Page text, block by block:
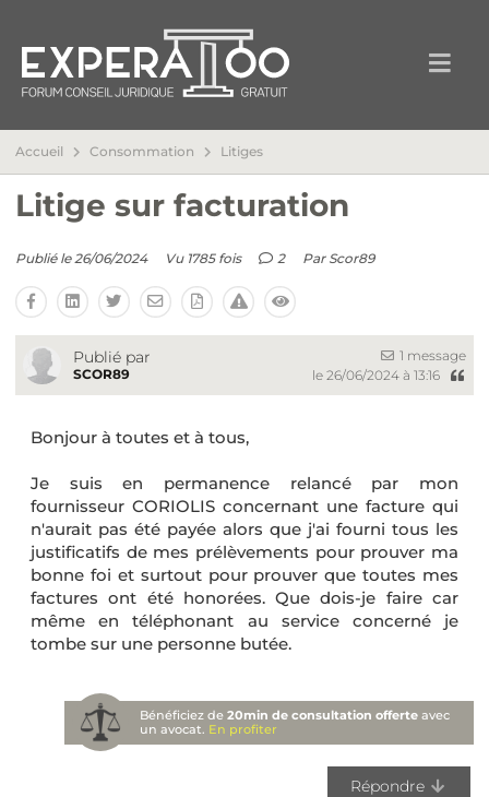
Accueil Consommation Litiges
Litige sur facturation
Publié le 26/06/2024 Vu 1785 fois 2 Par Scor89
Publié par
SCOR89
1 message
le 26/06/2024 à 13:16
Bonjour à toutes et à tous,
Je suis en permanence relancé par mon
fournisseur CORIOLIS concernant une facture qui
n'aurait pas été payée alors que j'ai fourni tous les
justificatifs de mes prélèvements pour prouver ma
bonne foi et surtout pour prouver que toutes mes
factures ont été honorées. Que dois-je faire car
même en téléphonant au service concerné je
tombe sur une personne butée.
Bénéficiez de20min de consultation offerte avec
un avocat. En profiter
Répondre